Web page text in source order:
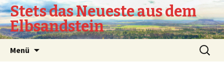
Stets das Neueste aus dem
Elbsandstein
Menü
Suchen
nach: